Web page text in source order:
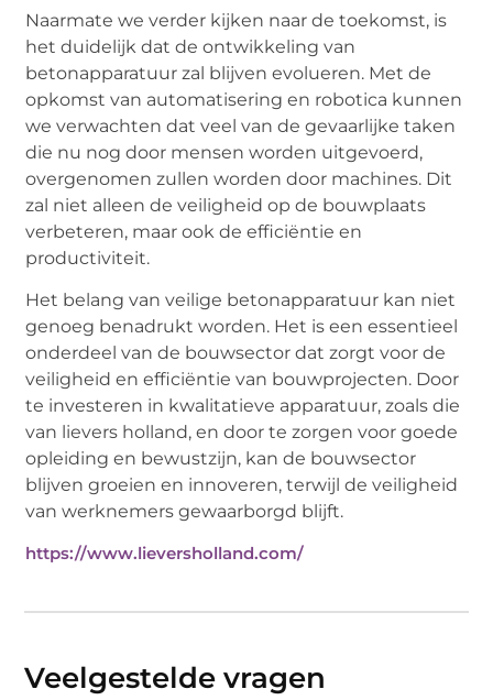
Naarmate we verder kijken naar de toekomst, is
het duidelijk dat de ontwikkeling van
betonapparatuur zal blijven evolueren. Met de
opkomst van automatisering en robotica kunnen
we verwachten dat veel van de gevaarlijke taken
die nu nog door mensen worden uitgevoerd,
overgenomen zullen worden door machines. Dit
zal niet alleen de veiligheid op de bouwplaats
verbeteren, maar ook de efficiëntie en
productiviteit.
Het belang van veilige betonapparatuur kan niet
genoeg benadrukt worden. Het is een essentieel
onderdeel van de bouwsector dat zorgt voor de
veiligheid en efficiëntie van bouwprojecten. Door
te investeren in kwalitatieve apparatuur, zoals die
van lievers holland, en door te zorgen voor goede
opleiding en bewustzijn, kan de bouwsector
blijven groeien en innoveren, terwijl de veiligheid
van werknemers gewaarborgd blijft.
https://www.lieversholland.com/
Veelgestelde vragen